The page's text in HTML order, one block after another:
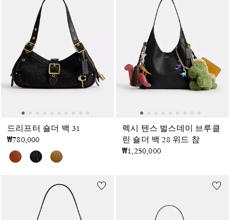
드리프터 숄더 백 31
₩780,000
렉시 텐스 벌스데이 브루클
린 숄더 백 28 위드 참
₩1,250,000